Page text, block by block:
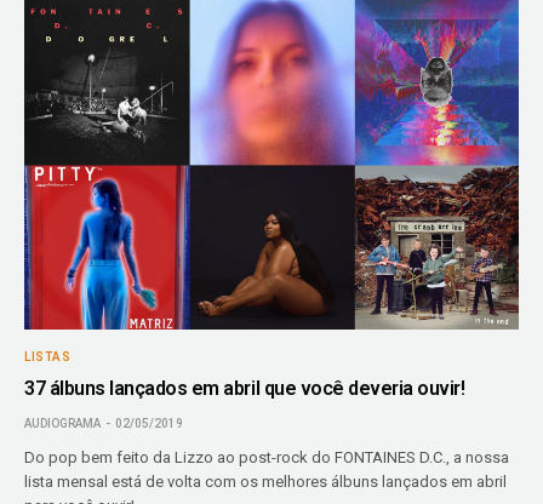
LISTAS
37 álbuns lançados em abril que você deveria ouvir!
AUDIOGRAMA 02/05/2019
Do pop bem feito da Lizzo ao post-rock do FONTAINES D.C., a nossa
lista mensal está de volta com os melhores álbuns lançados em abril